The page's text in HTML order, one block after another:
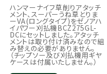
ハンマーナイフ草削りアタッチ
メント、スーパーうね草とりま
ーVA(ロングタイプ)をゼノアハ
イパワー刈払機BCZ275GL-
DCにセットしました。アタッチ
メントは取り付け済みなので組
み替えの必要がありません。
（チップソー及び刈払機用ギヤ
ケースは付属いたしません。）